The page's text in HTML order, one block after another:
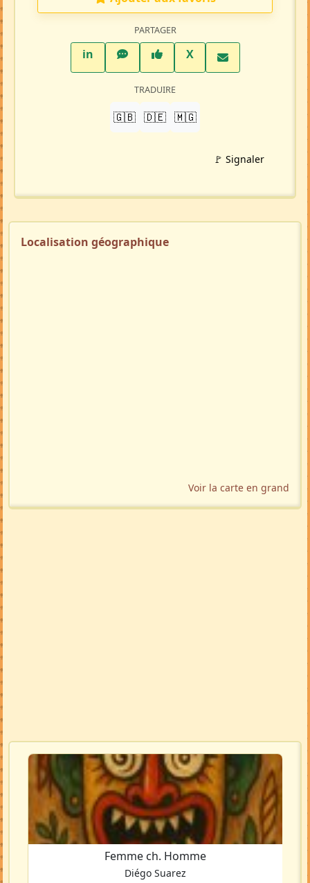
PARTAGER
inLinkedInWhatsAppFacebook
XTwitter X
TRADUIRE
🇬🇧 🇩🇪 🇲🇬
🚩 Signaler
Localisation géographique
Voir la carte en grand
Femme ch. Homme
Diégo Suarez